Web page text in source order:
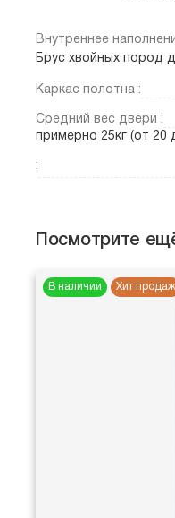
Внутреннее
Брус хвойных пород
Каркас полотна :
Средний вес двери :
примерно 25кг (от 20
:
Посмотрите
В наличии Хит продаж